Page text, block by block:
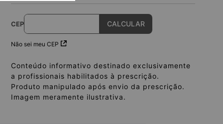
CEP
Não sei meu CEP
Conteúdo informativo destinado exclusivamente
a profissionais habilitados à prescrição.
Produto manipulado após envio da prescrição.
Imagem meramente ilustrativa.